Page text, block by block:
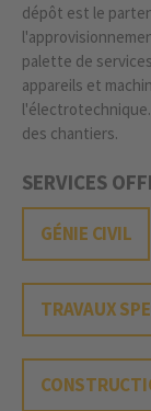
dépôt est le
palette de
appareils et
des chantiers.
SERVICES
GÉNIE CIVIL
TRAVAUX